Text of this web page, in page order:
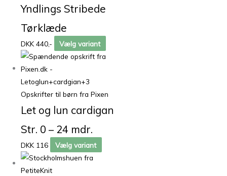
Yndlings Stribede
Tørklæde
DKK 440,- Vælg variant
Opskrifter til børn fra Pixen
Let og lun cardigan
Str. 0 – 24 mdr.
DKK 116 Vælg variant